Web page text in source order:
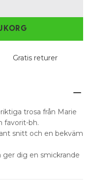
Gratis returer
trosa från Marie
favorit-bh.
snitt och en bekväm
ger dig en smickrande